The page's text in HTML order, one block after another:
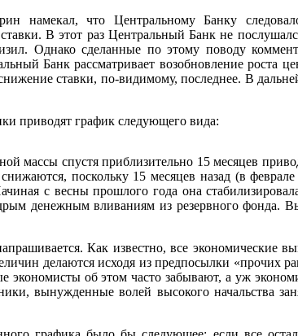
намекал, что Центральному Банку
В этот раз Центральный Банк не
Однако сделанные по этому поводу
Банк рассматривает возобновление роста
ставки, по-видимому, последнее. В
приводят график следующего вида:
массы спустя приблизительно 15 месяцев
поскольку 15 месяцев назад (в феврале
с весны прошлого года она
денежным вливаниям из резервного фонда.
Как известно, все экономические
делаются исходя из предпосылки «прочих
экономисты об этом часто забывают, а уж
вынужденные волей высокого начальства